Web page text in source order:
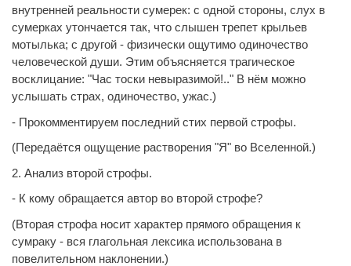
внутренней реальности сумерек: с одной стороны, слух в
сумерках утончается так, что слышен трепет крыльев
мотылька; с другой - физически ощутимо одиночество
человеческой души. Этим объясняется трагическое
восклицание: "Час тоски невыразимой!.." В нём можно
услышать страх, одиночество, ужас.)
- Прокомментируем последний стих первой строфы.
(Передаётся ощущение растворения "Я" во Вселенной.)
2. Анализ второй строфы.
- К кому обращается автор во второй строфе?
(Вторая строфа носит характер прямого обращения к
сумраку - вся глагольная лексика использована в
повелительном наклонении.)